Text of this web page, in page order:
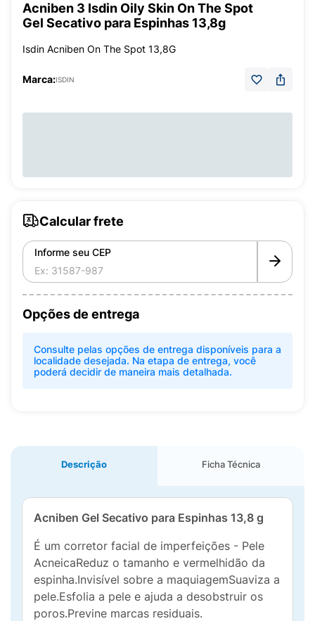
Acniben 3 Isdin Oily Skin On The Spot
Gel Secativo para Espinhas 13,8g
Isdin Acniben On The Spot 13,8G
Marca:ISDIN
Calcular frete
Informe seu CEP
Opções de entrega
Consulte pelas opções de entrega disponíveis para a
localidade desejada. Na etapa de entrega, você
poderá decidir de maneira mais detalhada.
Descrição Ficha Técnica
Acniben Gel Secativo para Espinhas 13,8 g
É um corretor facial de imperfeições - Pele
AcneicaReduz o tamanho e vermelhidão da
espinha.Invisível sobre a maquiagemSuaviza a
pele.Esfolia a pele e ajuda a desobstruir os
poros.Previne marcas residuais.